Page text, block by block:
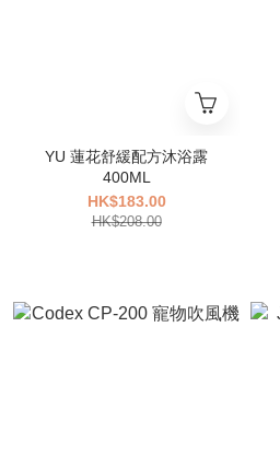
YU 蓮花舒緩配方沐浴露
400ML
HK$183.00
HK$208.00